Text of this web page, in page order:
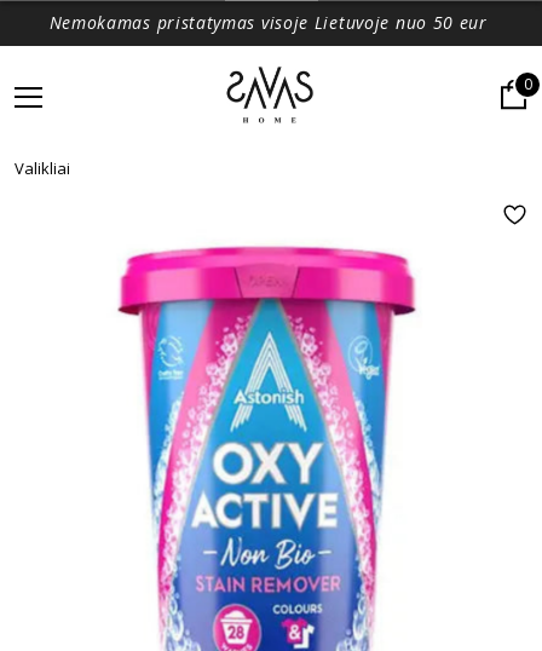
Nemokamas pristatymas visoje Lietuvoje nuo 50 eur
0
Valikliai